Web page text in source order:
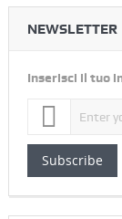
NEWSLETTER
Inserisci il tuo
Subscribe